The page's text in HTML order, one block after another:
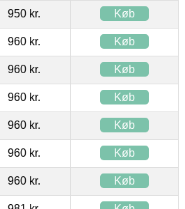
950 kr. Køb
960 kr. Køb
960 kr. Køb
960 kr. Køb
960 kr. Køb
960 kr. Køb
960 kr. Køb